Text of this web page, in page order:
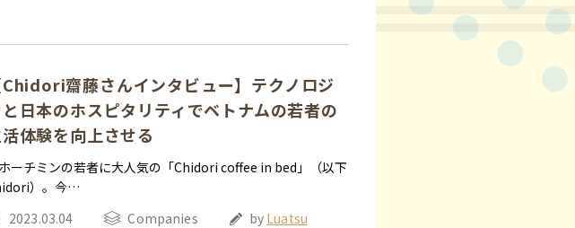
Chidori齋藤さんインタビュー】テクノロジ
日本のホスピタリティでベトナムの若者の
体験を向上させる
ーチミンの若者に大人気の「Chidori coffee in bed」（以下
）。今…
2023.03.04
Companies by Luatsu